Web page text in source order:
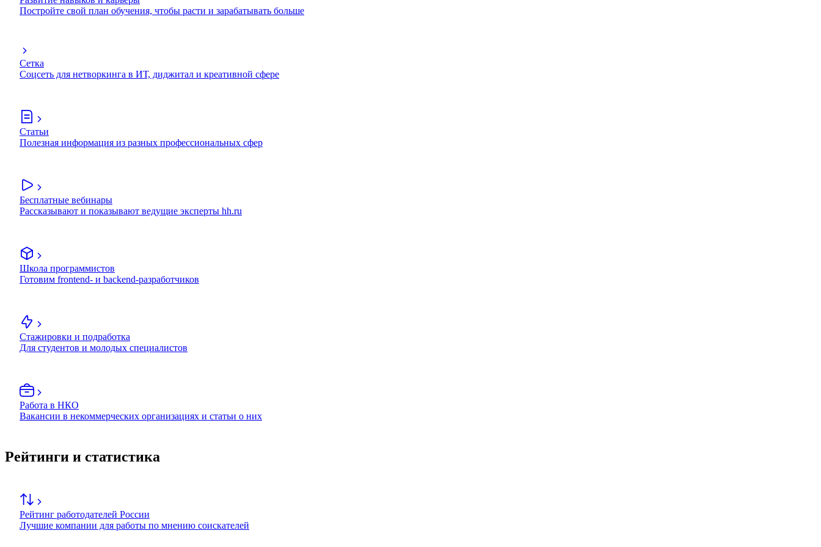
Постройте свой план обучения, чтобы расти и зарабатывать больше
Сетка
Соцсеть для нетворкинга в ИТ, диджитал и креативной сфере
Статьи
Полезная информация из разных профессиональных сфер
Бесплатные вебинары
Рассказывают и показывают ведущие эксперты hh.ru
Школа программистов
Готовим frontend- и backend-разработчиков
Стажировки и подработка
Для студентов и молодых специалистов
Работа в НКО
Вакансии в некоммерческих организациях и статьи о них
Рейтинги и статистика
Рейтинг работодателей России
Лучшие компании для работы по мнению соискателей